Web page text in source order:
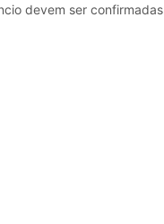
devem ser confirmadas